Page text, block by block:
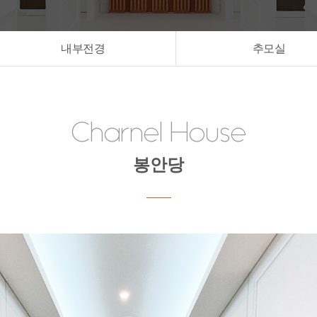
내부전경 추모실
Charnel House
봉안당